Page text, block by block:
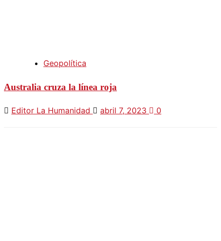
Geopolítica
Australia cruza la línea roja
Editor La Humanidad abril 7, 2023 0